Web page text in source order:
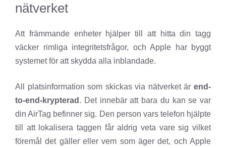
nätverket
Att främmande enheter hjälper till att hitta din tagg
väcker rimliga integritetsfrågor, och Apple har byggt
systemet för att skydda alla inblandade.
All platsinformation som skickas via nätverket är end-
to-end-krypterad . Det innebär att bara du kan se var
din AirTag befinner sig. Den person vars telefon hjälpte
till att lokalisera taggen får aldrig veta vare sig vilket
föremål det gäller eller vem som äger det, och Apple